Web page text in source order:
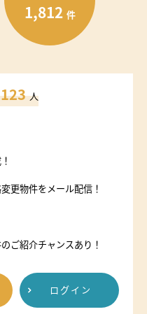
1,812 件
123 人
更物件をメール配信！
ご紹介チャンスあり！
ログイン